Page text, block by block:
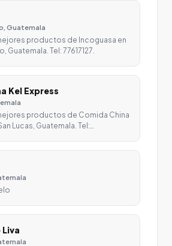
Guatemala
productos de Incoguasa en
Guatemala. Tel: 77617127.
Kel Express
productos de Comida China
Lucas, Guatemala. Tel:…